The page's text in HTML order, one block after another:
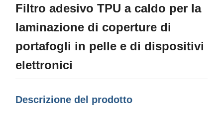
Filtro adesivo TPU a caldo per la
laminazione di coperture di
portafogli in pelle e di dispositivi
elettronici
Descrizione del prodotto